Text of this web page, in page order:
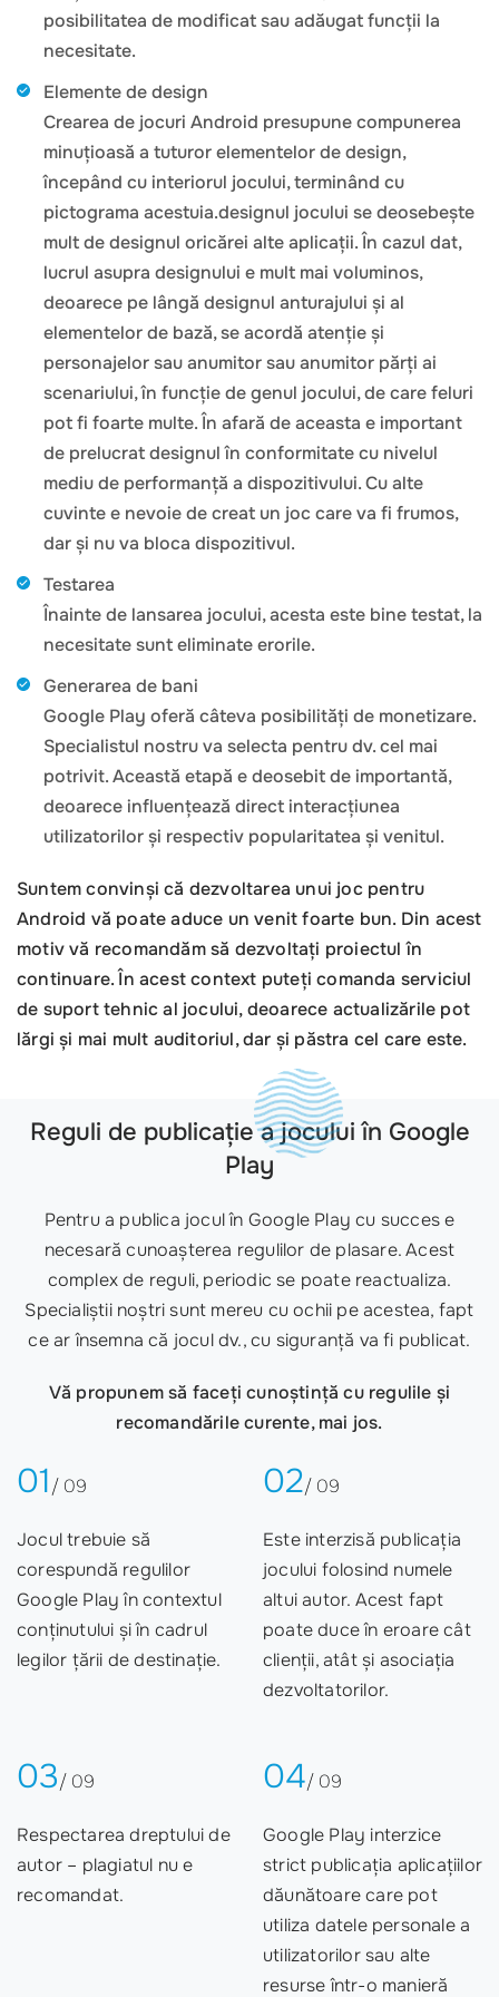
posibilitatea de modificat sau adăugat funcții la
necesitate.
Elemente de design
Crearea de jocuri Android presupune compunerea
minuțioasă a tuturor elementelor de design,
începând cu interiorul jocului, terminând cu
pictograma acestuia.designul jocului se deosebește
mult de designul oricărei alte aplicații. În cazul dat,
lucrul asupra designului e mult mai voluminos,
deoarece pe lângă designul anturajului și al
elementelor de bază, se acordă atenție și
personajelor sau anumitor sau anumitor părți ai
scenariului, în funcție de genul jocului, de care feluri
pot fi foarte multe. În afară de aceasta e important
de prelucrat designul în conformitate cu nivelul
mediu de performanță a dispozitivului. Cu alte
cuvinte e nevoie de creat un joc care va fi frumos,
dar și nu va bloca dispozitivul.
Testarea
Înainte de lansarea jocului, acesta este bine testat, la
necesitate sunt eliminate erorile.
Generarea de bani
Google Play oferă câteva posibilități de monetizare.
Specialistul nostru va selecta pentru dv. cel mai
potrivit. Această etapă e deosebit de importantă,
deoarece influențează direct interacțiunea
utilizatorilor și respectiv popularitatea și venitul.
Suntem convinși că dezvoltarea unui joc pentru
Android vă poate aduce un venit foarte bun. Din acest
motiv vă recomandăm să dezvoltați proiectul în
continuare. În acest context puteți comanda serviciul
de suport tehnic al jocului, deoarece actualizările pot
lărgi și mai mult auditoriul, dar și păstra cel care este.
Reguli de publicație a jocului în Google
Play
Pentru a publica jocul în Google Play cu succes e
necesară cunoașterea regulilor de plasare. Acest
complex de reguli, periodic se poate reactualiza.
Specialiștii noștri sunt mereu cu ochii pe acestea, fapt
ce ar însemna că jocul dv., cu siguranță va fi publicat.
Vă propunem să faceți cunoștință cu regulile și
recomandările curente, mai jos.
01/ 09
Jocul trebuie să
corespundă regulilor
Google Play în contextul
conținutului și în cadrul
legilor țării de destinație.
02/ 09
Este interzisă publicația
jocului folosind numele
altui autor. Acest fapt
poate duce în eroare cât
clienții, atât și asociația
dezvoltatorilor.
03/ 09
Respectarea dreptului de
autor – plagiatul nu e
recomandat.
04/ 09
Google Play interzice
strict publicația aplicațiilor
dăunătoare care pot
utiliza datele personale a
utilizatorilor sau alte
resurse într-o manieră